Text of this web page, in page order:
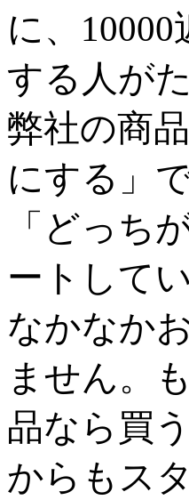
に、
する人が
弊社の商
にする」
「どっち
ートして
なかなか
ません。
品なら買
からもス